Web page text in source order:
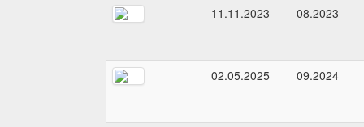
11.11.2023 08.2023
02.05.2025 09.2024